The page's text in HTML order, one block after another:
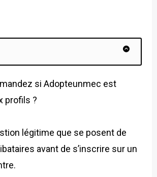
si Adopteunmec est
profils ?
légitime que se posent de
avant de s’inscrire sur un